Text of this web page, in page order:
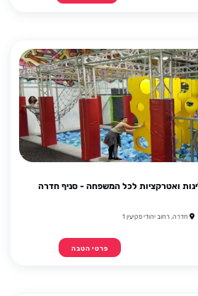
חדרה, רחוב יהודי פקיעין 1
פרטי הטבה